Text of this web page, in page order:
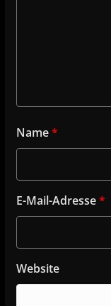
Name*
E-Mail-Adresse*
Website